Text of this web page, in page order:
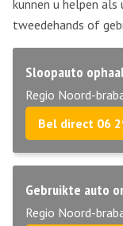
kunnen u helpen
tweedehands of
Sloopauto
Regio Noord-
Bel direct 06
Gebruikte auto
Regio Noord-